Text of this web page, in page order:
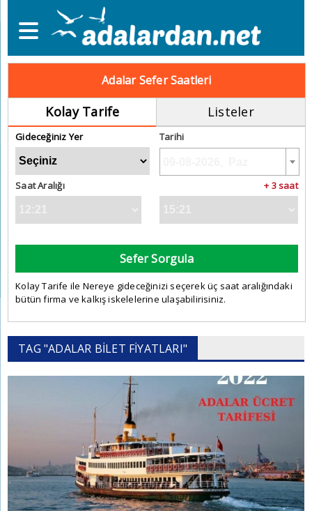
Adalar Sefer Saatleri
Kolay Tarife Listeler
Gideceğiniz Yer Tarihi
Saat Aralığı + 3 saat
Sefer Sorgula
Kolay Tarife ile Nereye gideceğinizi seçerek üç saat aralığındaki
bütün firma ve kalkış iskelelerine ulaşabilirisiniz.
TAG "ADALAR BILET FIYATLARI"